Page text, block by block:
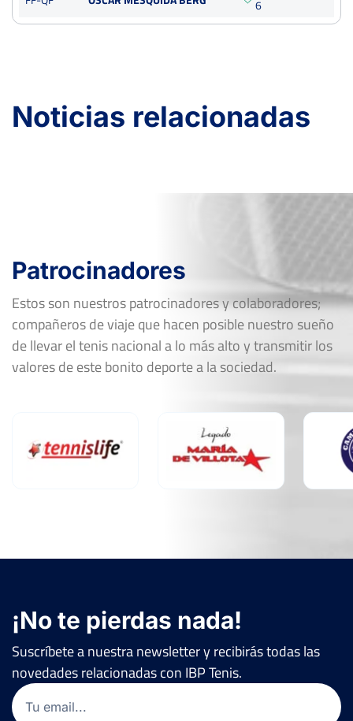
6
Noticias relacionadas
Patrocinadores
Estos son nuestros patrocinadores y colaboradores;
compañeros de viaje que hacen posible nuestro sueño
de llevar el tenis nacional a lo más alto y transmitir los
valores de este bonito deporte a la sociedad.
¡No te pierdas nada!
Suscríbete a nuestra newsletter y recibirás todas las
novedades relacionadas con IBP Tenis.
Email